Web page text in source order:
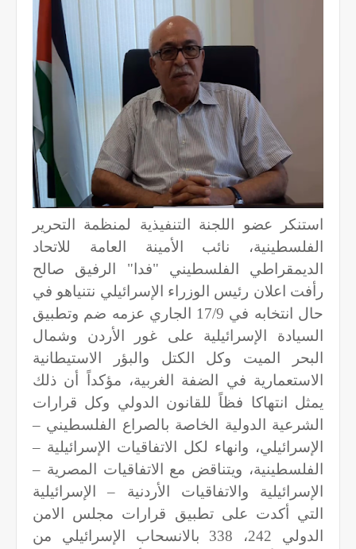
استنكر عضو اللجنة التنفيذية لمنظمة التحرير
الفلسطينية، نائب الأمينة العامة للاتحاد
الديمقراطي الفلسطيني "فدا" الرفيق صالح
رأفت اعلان رئيس الوزراء الإسرائيلي نتنياهو في
حال انتخابه في 17/9 الجاري عزمه ضم وتطبيق
السيادة الإسرائيلية على غور الأردن وشمال
البحر الميت وكل الكتل والبؤر الاستيطانية
الاستعمارية في الضفة الغربية، مؤكداً أن ذلك
يمثل انتهاكا فظاً للقانون الدولي وكل قرارات
الشرعية الدولية الخاصة بالصراع الفلسطيني –
الإسرائيلي، وانهاء لكل الاتفاقيات الإسرائيلية –
الفلسطينية، ويتناقض مع الاتفاقيات المصرية –
الإسرائيلية والاتفاقيات الأردنية – الإسرائيلية
التي أكدت على تطبيق قرارات مجلس الامن
الدولي 242، 338 بالانسحاب الإسرائيلي من